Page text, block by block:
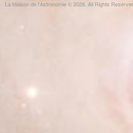
La Maison de l'Astronomie © 2026. All Rights